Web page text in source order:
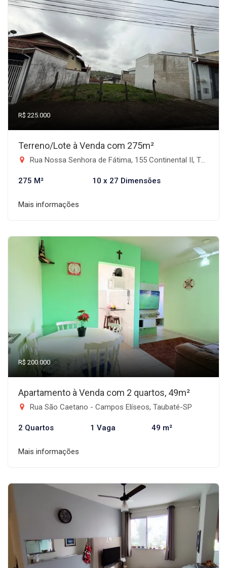
R$ 225.000
Terreno/Lote à Venda com 275m²
Rua Nossa Senhora de Fátima, 155 Continental II, Taubaté/SP - Residencial Continental II, Taubaté-SP
275 M² 10 x 27 Dimensões
Mais informações
R$ 200.000
Apartamento à Venda com 2 quartos, 49m²
Rua São Caetano - Campos Elíseos, Taubaté-SP
2 Quartos 1 Vaga 49 m²
Mais informações